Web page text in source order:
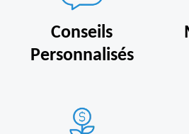
Conseils
Personnalisés